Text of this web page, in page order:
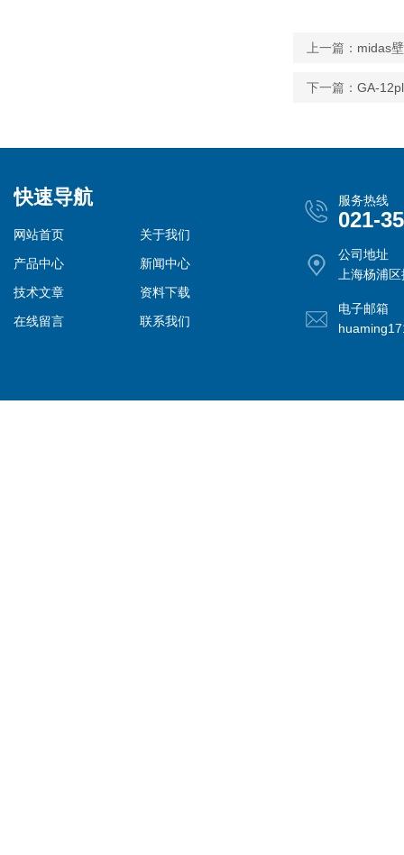
上一篇： midas
下一篇： GA-
快速导航
网站首页
关于我们
产品中心
新闻中心
技术文章
资料下载
在线留言
联系我们
服务热线
021-
公司地址
上海杨浦
电子邮箱